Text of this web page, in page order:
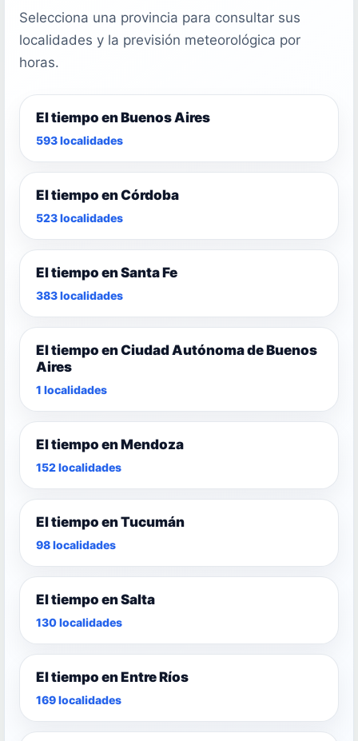
Selecciona una provincia para consultar sus
localidades y la previsión meteorológica por
horas.
El tiempo en Buenos Aires
593 localidades
El tiempo en Córdoba
523 localidades
El tiempo en Santa Fe
383 localidades
El tiempo en Ciudad Autónoma de Buenos
Aires
1 localidades
El tiempo en Mendoza
152 localidades
El tiempo en Tucumán
98 localidades
El tiempo en Salta
130 localidades
El tiempo en Entre Ríos
169 localidades